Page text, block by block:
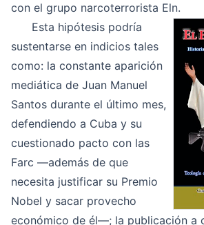
con el grupo narcoterrorista Eln.
Esta hipótesis podría
sustentarse en indicios tales
como: la constante aparición
mediática de Juan Manuel
Santos durante el último mes,
defendiendo a Cuba y su
cuestionado pacto con las
Farc ―además de que
necesita justificar su Premio
Nobel y sacar provecho
económico de él―; la publicación a